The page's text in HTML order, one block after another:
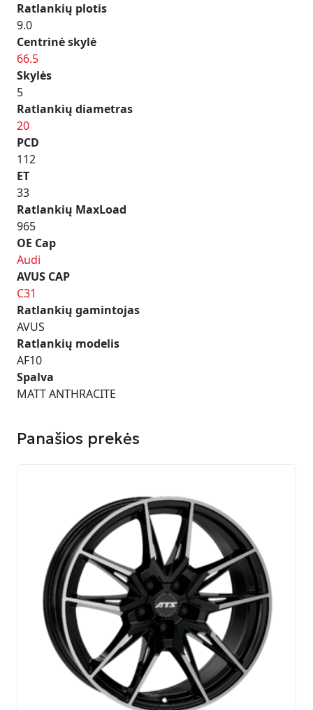
Ratlankių plotis
9.0
Centrinė skylė
66.5
Skylės
5
Ratlankių diametras
20
PCD
112
ET
33
Ratlankių MaxLoad
965
OE Cap
Audi
AVUS CAP
C31
Ratlankių gamintojas
AVUS
Ratlankių modelis
AF10
Spalva
MATT ANTHRACITE
Panašios prekės